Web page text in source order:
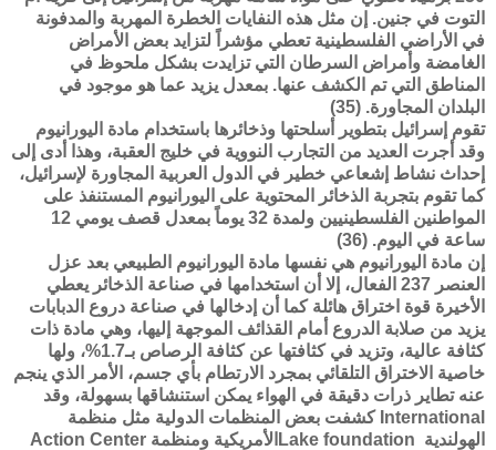
التوت في جنين. إن مثل هذه النفايات الخطرة المهربة والمدفونة
في الأراضي الفلسطينية تعطي مؤشراً لتزايد بعض الأمراض
الغامضة وأمراض السرطان التي تزايدت بشكل ملحوظ في
المناطق التي تم الكشف عنها. بمعدل يزيد عما هو موجود في
البلدان المجاورة. (35)
تقوم إسرائيل بتطوير أسلحتها وذخائرها باستخدام مادة اليورانيوم
وقد أجرت العديد من التجارب النووية في خليج العقبة، وهذا أدى إلى
إحداث نشاط إشعاعي خطير في الدول العربية المجاورة لإسرائيل،
كما تقوم بتجربة الذخائر المحتوية على اليورانيوم المستنفذ على
المواطنين الفلسطينيين ولمدة 32 يوماً بمعدل قصف يومي 12
ساعة في اليوم. (36)
العنصر 237 الفعال، إلا أن استخدامها في صناعة الذخائر يعطي
الأخيرة قوة اختراق هائلة كما أن إدخالها في صناعة دروع الدبابات
يزيد من صلابة الدروع أمام القذائف الموجهة إليها، وهي مادة ذات
كثافة عالية، وتزيد في كثافتها عن كثافة الرصاص بـ1.7%، ولها
خاصية الاختراق التلقائي بمجرد الارتطام بأي جسم، الأمر الذي ينجم
عنه تطاير ذرات دقيقة في الهواء يمكن استنشاقها بسهولة، وقد
كشفت بعض المنظمات الدولية مثل منظمة International
Action Center الأمريكية ومنظمةLake foundation الهولندية